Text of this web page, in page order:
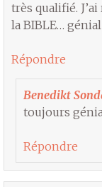
très qualifié.
la BIBLE… génial
Répondre
Benedikt
toujours
Répondre